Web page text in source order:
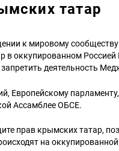
татар
к мировому сообществу
в оккупированном
деятельность
Европейскому парламенту,
Ассамблее ОБСЕ.
прав крымских татар,
на